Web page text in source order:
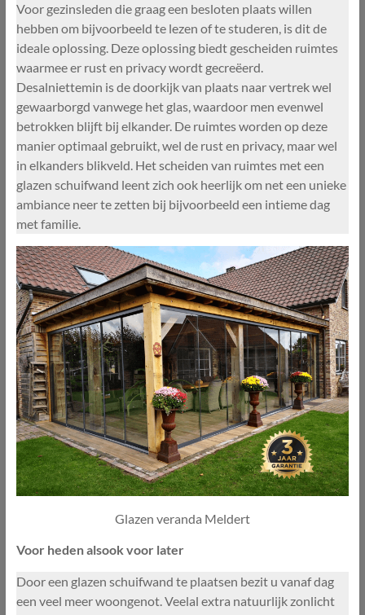
Voor gezinsleden die graag een besloten plaats willen
hebben om bijvoorbeeld te lezen of te studeren, is dit de
ideale oplossing. Deze oplossing biedt gescheiden ruimtes
waarmee er rust en privacy wordt gecreëerd.
Desalniettemin is de doorkijk van plaats naar vertrek wel
gewaarborgd vanwege het glas, waardoor men evenwel
betrokken blijft bij elkander. De ruimtes worden op deze
manier optimaal gebruikt, wel de rust en privacy, maar wel
in elkanders blikveld. Het scheiden van ruimtes met een
glazen schuifwand leent zich ook heerlijk om net een unieke
ambiance neer te zetten bij bijvoorbeeld een intieme dag
met familie.
Glazen veranda Meldert
Voor heden alsook voor later
Door een glazen schuifwand te plaatsen bezit u vanaf dag
een veel meer woongenot. Veelal extra natuurlijk zonlicht